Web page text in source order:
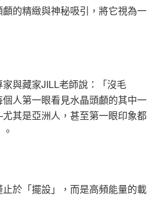
的精緻與神秘吸引，將它視為一
與藏家JILL老師說：「沒毛
人第一眼看見水晶頭顱的其中一
其是亞洲人，甚至第一眼印象都
於「擺設」，而是高頻能量的載